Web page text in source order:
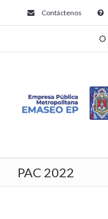
Contáctenos
PAC 2022